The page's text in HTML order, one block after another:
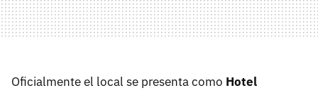
Oficialmente el local se presenta como Hotel